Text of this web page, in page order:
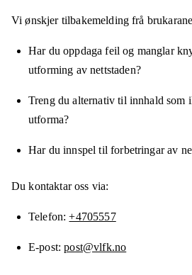
Vi ønskjer tilbakemelding frå
Har du oppdaga feil og manglar
utforming av nettstaden?
Treng du alternativ til innhald som
utforma?
Har du innspel til forbetringar av
Du kontaktar oss via:
Telefon +4705557
E-post post@vlfk.no